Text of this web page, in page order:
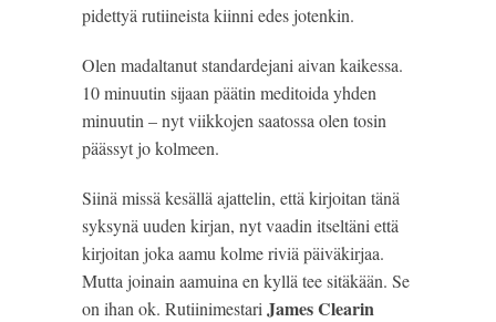
pidettyä rutiineista kiinni edes jotenkin.
Olen madaltanut standardejani aivan kaikessa.
10 minuutin sijaan päätin meditoida yhden
minuutin – nyt viikkojen saatossa olen tosin
päässyt jo kolmeen.
Siinä missä kesällä ajattelin, että kirjoitan tänä
syksynä uuden kirjan, nyt vaadin itseltäni että
kirjoitan joka aamu kolme riviä päiväkirjaa.
Mutta joinain aamuina en kyllä tee sitäkään. Se
on ihan ok. Rutiinimestari James Clearin